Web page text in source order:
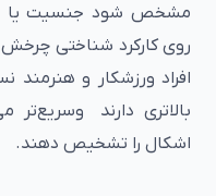
مشخص شود جنسیت یا
روی کارکرد شناختی
افراد ورزشکار و
بالاتری دارند
اشکال را تشخیص دهند.